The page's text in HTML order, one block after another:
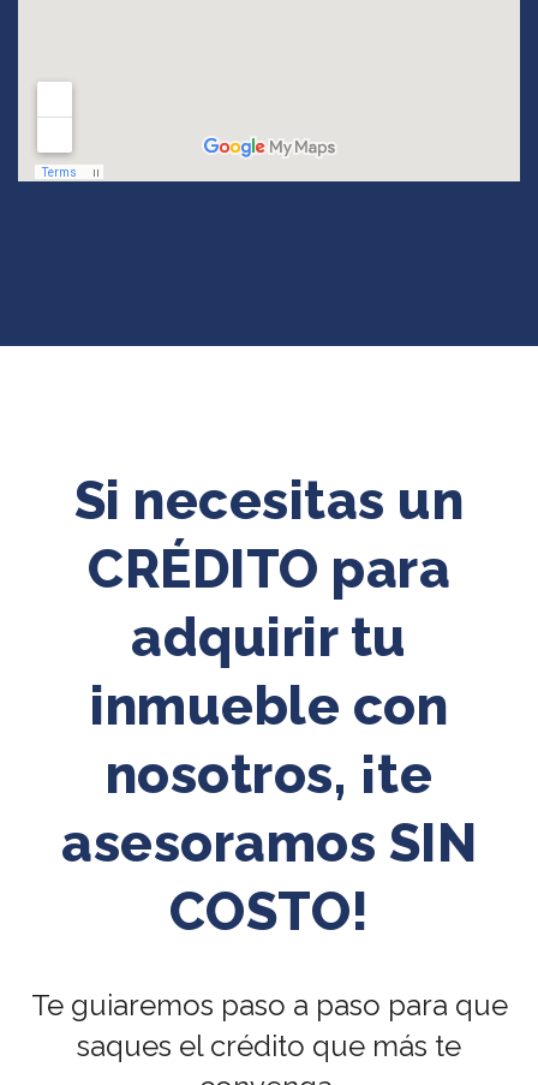
Si necesitas un
CRÉDITO para
adquirir tu
inmueble con
nosotros, ¡te
asesoramos SIN
COSTO!
Te guiaremos paso a paso para que
saques el crédito que más te